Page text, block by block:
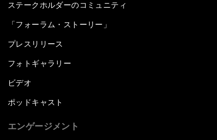
ステークホルダーのコミュニティ
「フォーラム・ストーリー」
プレスリリース
フォトギャラリー
ビデオ
ポッドキャスト
エンゲージメント